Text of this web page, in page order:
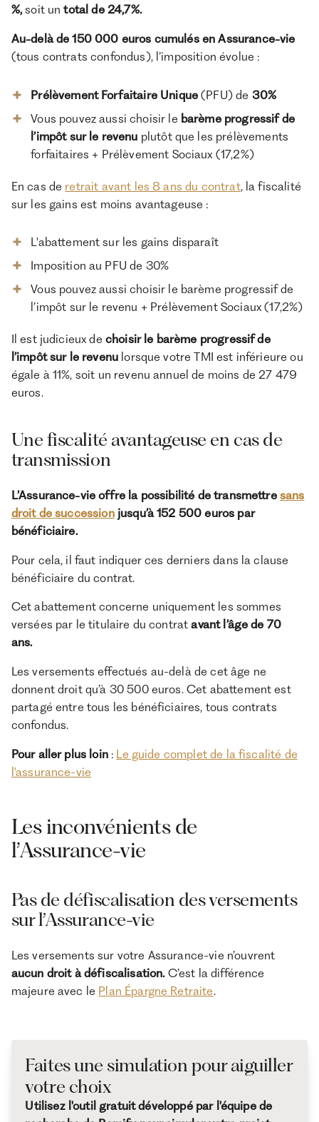
%, soit untotal de 24,7%.
Au-delà de 150 000 euros cumulés en Assurance-vie
(tous contrats confondus), l’imposition évolue :
Prélèvement Forfaitaire Unique (PFU) de 30%
Vous pouvez aussi choisir le barème progressif de
l’impôt sur le revenu plutôt que les prélèvements
forfaitaires + Prélèvement Sociaux (17,2%)
En cas de retrait avant les 8 ans du contrat, la fiscalité
sur les gains est moins avantageuse :
L'abattement sur les gains disparaît
Imposition au PFU de 30%
Vous pouvez aussi choisir le barème progressif de
l’impôt sur le revenu + Prélèvement Sociaux (17,2%)
Il est judicieux de choisir le barème progressif de
l’impôt sur le revenu lorsque votre TMI est inférieure ou
égale à 11%, soit un revenu annuel de moins de 27 479
euros.
Une fiscalité avantageuse en cas de
transmission
L’Assurance-vie offre la possibilité de transmettre sans
droit de successionjusqu’à 152 500 euros par
bénéficiaire.
Pour cela, il faut indiquer ces derniers dans la clause
bénéficiaire du contrat.
Cet abattement concerne uniquement les sommes
versées par le titulaire du contratavant l’âge de 70
ans.
Les versements effectués au-delà de cet âge ne
donnent droit qu’à 30 500 euros. Cet abattement est
partagé entre tous les bénéficiaires, tous contrats
confondus.
Pour aller plus loin: Le guide complet de la fiscalité de
l'assurance-vie
Les inconvénients de
l’Assurance-vie
Pas de défiscalisation des versements
sur l’Assurance-vie
Les versements sur votre Assurance-vie n’ouvrent
aucun droit à défiscalisation. C’est la différence
majeure avec le Plan Épargne Retraite.
Faites une simulation pour aiguiller
votre choix
Utilisez l'outil gratuit développé par l'équipe de